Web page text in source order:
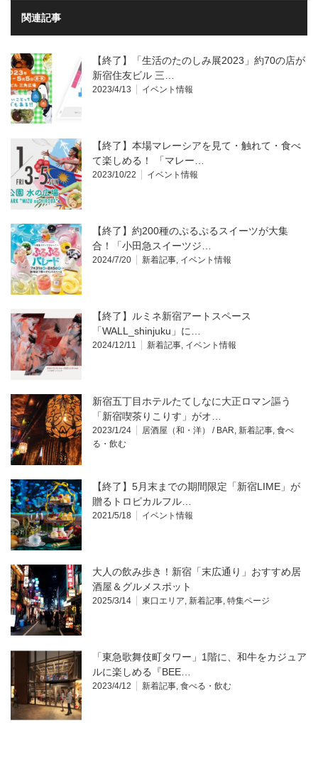
関連記事
【終了】「生活のたのしみ展2023」約70の店が
新宿住友ビル 三…
2023/4/13 イベント情報
【終了】本場マレーシアを見て・触れて・食べ
て楽しめる！ 「マレー…
2023/10/22 イベント情報
【終了】約200種のぷるぷるスイーツが大集
合！「小田急スイーツジ…
2024/7/20 新着記事, イベント情報
【終了】ルミネ新宿アートスペース
「WALL_shinjuku」に…
2024/12/11 新着記事, イベント情報
新宿五丁目ホテルたてしなに大正ロマン謳う
「新宿喫茶りこりす」がオ…
2023/1/24 居酒屋（和・洋） / BAR, 新着記事, 食べ
る・飲む
【終了】5月末までの期間限定「新宿LIME」が
贈るトロピカルフル…
2021/5/18 イベント情報
大人の飲み歩き！新宿「末広通り」おすすめ居
酒屋＆グルメスポット
2025/3/14 東口エリア, 新着記事, 特集ページ
「東急歌舞伎町タワー」1階に、和牛をカジュア
ルに楽しめる『BEE…
2023/4/12 新着記事, 食べる・飲む